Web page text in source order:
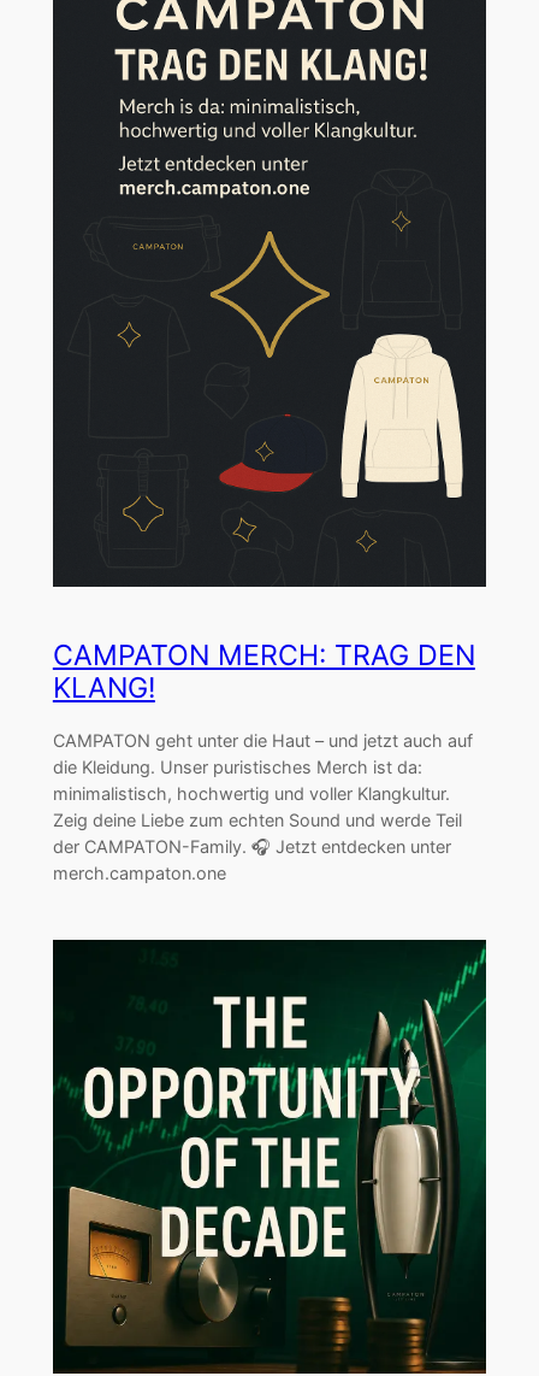
CAMPATON MERCH: TRAG DEN
KLANG!
CAMPATON geht unter die Haut – und jetzt auch auf
die Kleidung. Unser puristisches Merch ist da:
minimalistisch, hochwertig und voller Klangkultur.
Zeig deine Liebe zum echten Sound und werde Teil
der CAMPATON-Family. 🎧 Jetzt entdecken unter
merch.campaton.one